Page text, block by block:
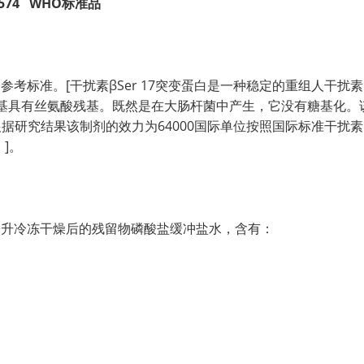
考标准。[干扰素βSer 17突变蛋白是一种稳定的重组人干扰
有丝氨酸残基。既然是在大肠杆菌中产生，它没有糖基化
研究结果该制剂的效力为64000国际单位按照国际标准干扰
冷冻干燥后的残留物磷酸盐缓冲盐水，含有：